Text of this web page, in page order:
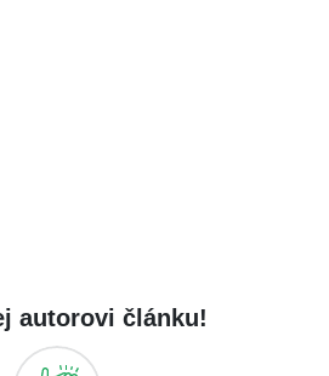
autorovi článku!